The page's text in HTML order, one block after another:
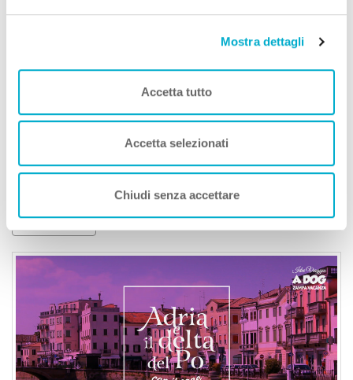
Mostra dettagli
Accetta tutto
Accetta selezionati
Chiudi senza accettare
Visitare Rovigo con il cane
Città d'arte,Natura
Rovigo è una meta ideale per tutti gli amanti delle lunghe
Leggi Tutto